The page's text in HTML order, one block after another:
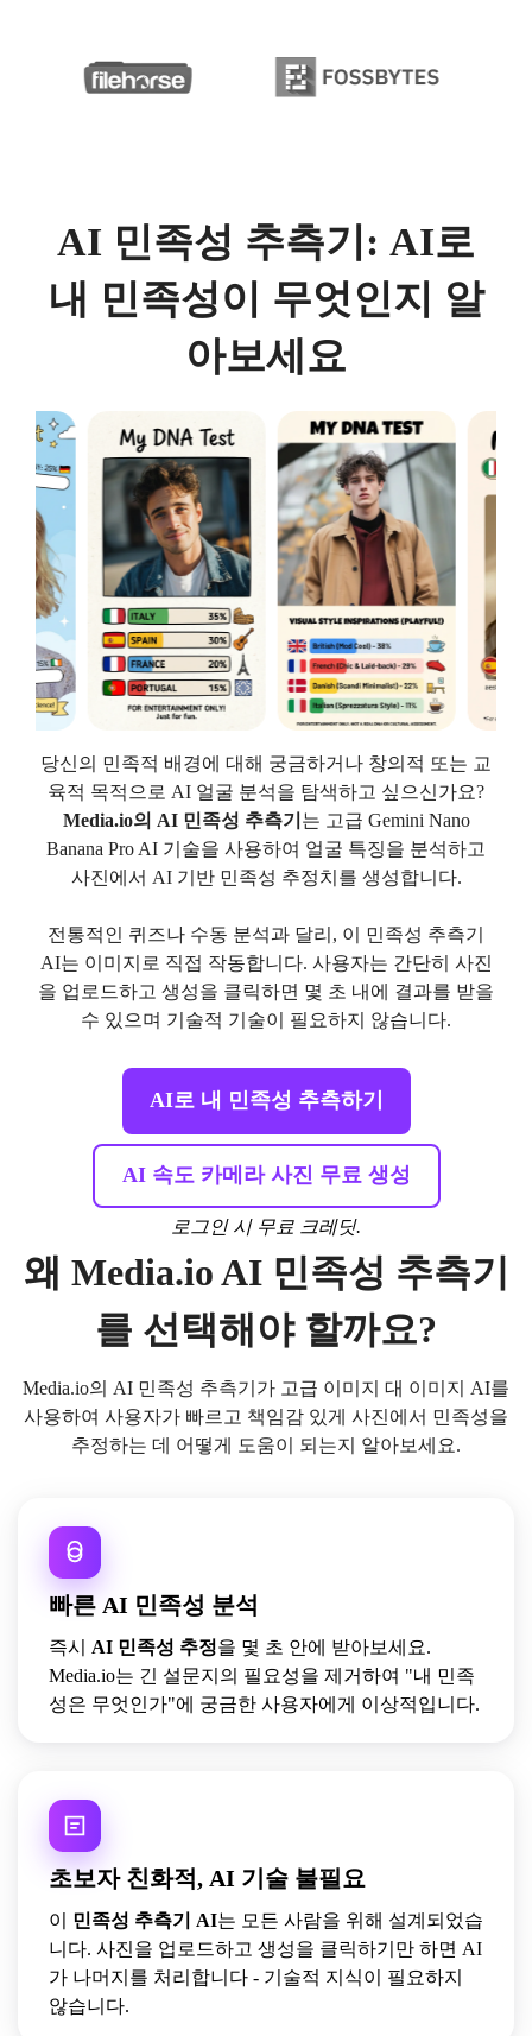
AI 민족성 추측기: AI로
내 민족성이 무엇인지 알
아보세요
당신의 민족적 배경에 대해 궁금하거나 창의적 또는 교
육적 목적으로 AI 얼굴 분석을 탐색하고 싶으신가요?
Media.io의 AI 민족성 추측기 는 고급 Gemini Nano
Banana Pro AI 기술을 사용하여 얼굴 특징을 분석하고
사진에서 AI 기반 민족성 추정치를 생성합니다.
전통적인 퀴즈나 수동 분석과 달리, 이 민족성 추측기
AI는 이미지로 직접 작동합니다. 사용자는 간단히 사진
을 업로드하고 생성을 클릭하면 몇 초 내에 결과를 받을
수 있으며 기술적 기술이 필요하지 않습니다.
AI로 내 민족성 추측하기
AI 속도 카메라 사진 무료 생성
로그인 시 무료 크레딧.
왜 Media.io AI 민족성 추측기
를 선택해야 할까요?
Media.io의 AI 민족성 추측기가 고급 이미지 대 이미지 AI를
사용하여 사용자가 빠르고 책임감 있게 사진에서 민족성을
추정하는 데 어떻게 도움이 되는지 알아보세요.
빠른 AI 민족성 분석
즉시 AI 민족성 추정을 몇 초 안에 받아보세요.
Media.io는 긴 설문지의 필요성을 제거하여 "내 민족
성은 무엇인가"에 궁금한 사용자에게 이상적입니다.
초보자 친화적, AI 기술 불필요
이 민족성 추측기 AI는 모든 사람을 위해 설계되었습
니다. 사진을 업로드하고 생성을 클릭하기만 하면 AI
가 나머지를 처리합니다 - 기술적 지식이 필요하지
않습니다.